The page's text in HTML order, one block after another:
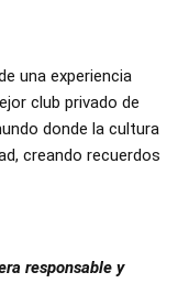
una experiencia
club privado de
donde la cultura
creando recuerdos
responsable y